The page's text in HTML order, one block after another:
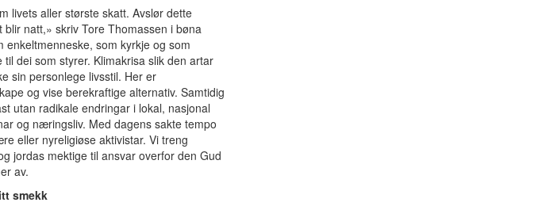
livets aller største skatt. Avslør dette
natt,» skriv Tore Thomassen i bøna
enkeltmenneske, som kyrkje og som
dei som styrer. Klimakrisa slik den artar
sin personlege livsstil. Her er
og vise berekraftige alternativ. Samtidig
utan radikale endringar i lokal, nasjonal
og næringsliv. Med dagens sakte tempo
eller nyreligiøse aktivistar. Vi treng
jordas mektige til ansvar overfor den Gud
av.
smekk